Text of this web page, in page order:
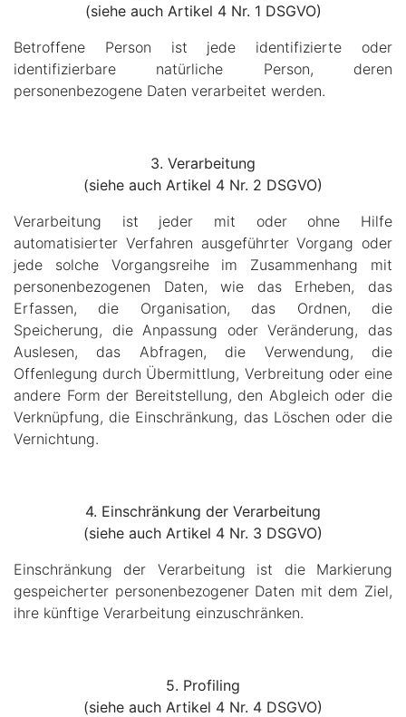
(siehe auch Artikel 4 Nr. 1 DSGVO)
Betroffene Person ist jede identifizierte oder
identifizierbare natürliche Person, deren
personenbezogene Daten verarbeitet werden.
3. Verarbeitung
(siehe auch Artikel 4 Nr. 2 DSGVO)
Verarbeitung ist jeder mit oder ohne Hilfe
automatisierter Verfahren ausgeführter Vorgang oder
jede solche Vorgangsreihe im Zusammenhang mit
personenbezogenen Daten, wie das Erheben, das
Erfassen, die Organisation, das Ordnen, die
Speicherung, die Anpassung oder Veränderung, das
Auslesen, das Abfragen, die Verwendung, die
Offenlegung durch Übermittlung, Verbreitung oder eine
andere Form der Bereitstellung, den Abgleich oder die
Verknüpfung, die Einschränkung, das Löschen oder die
Vernichtung.
4. Einschränkung der Verarbeitung
(siehe auch Artikel 4 Nr. 3 DSGVO)
Einschränkung der Verarbeitung ist die Markierung
gespeicherter personenbezogener Daten mit dem Ziel,
ihre künftige Verarbeitung einzuschränken.
5. Profiling
(siehe auch Artikel 4 Nr. 4 DSGVO)